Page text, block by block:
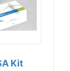
Kit